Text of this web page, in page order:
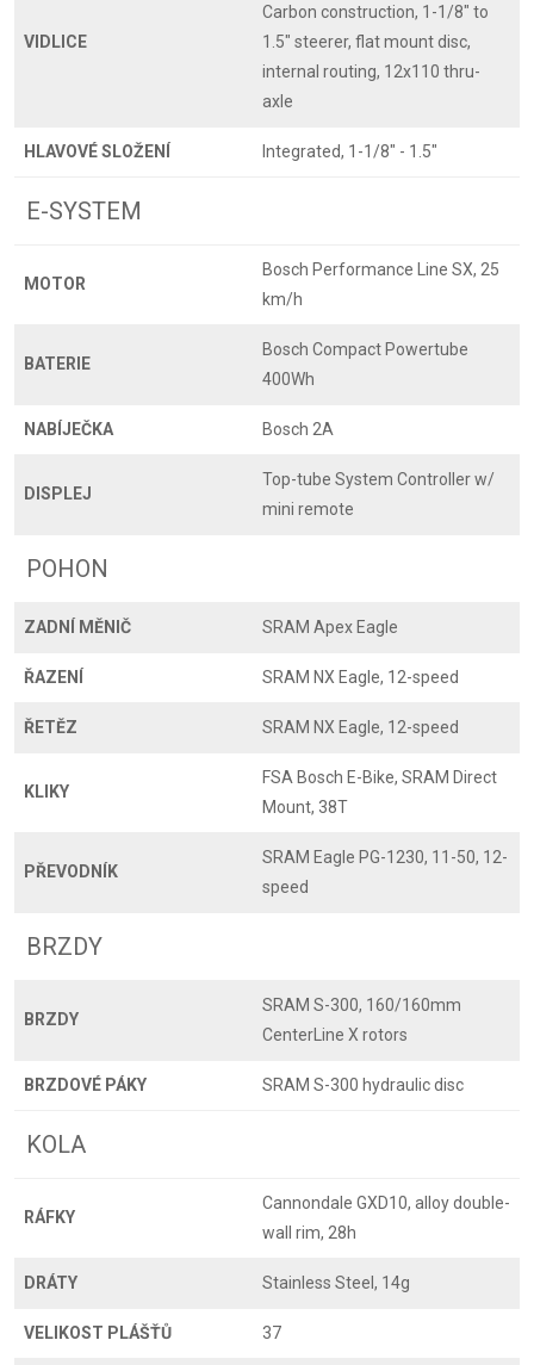
VIDLICE
Carbon construction, 1-1/8" to
1.5" steerer, flat mount disc,
internal routing, 12x110 thru-
axle
HLAVOVÉ SLOŽENÍ Integrated, 1-1/8" - 1.5"
E-SYSTEM
MOTOR
Bosch Performance Line SX, 25
km/h
BATERIE
Bosch Compact Powertube
400Wh
NABÍJEČKA Bosch 2A
DISPLEJ
Top-tube System Controller w/
mini remote
POHON
ZADNÍ MĚNIČ SRAM Apex Eagle
ŘAZENÍ SRAM NX Eagle, 12-speed
ŘETĚZ SRAM NX Eagle, 12-speed
KLIKY
FSA Bosch E-Bike, SRAM Direct
Mount, 38T
PŘEVODNÍK
SRAM Eagle PG-1230, 11-50, 12-
speed
BRZDY
BRZDY
SRAM S-300, 160/160mm
CenterLine X rotors
BRZDOVÉ PÁKY SRAM S-300 hydraulic disc
KOLA
RÁFKY
Cannondale GXD10, alloy double-
wall rim, 28h
DRÁTY Stainless Steel, 14g
VELIKOST PLÁŠŤŮ 37